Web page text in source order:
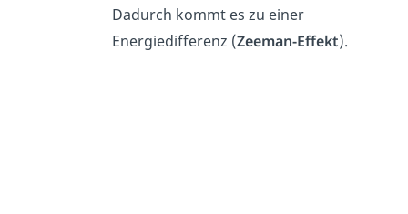
Dadurch kommt es zu einer
Energiedifferenz (Zeeman-Effekt).